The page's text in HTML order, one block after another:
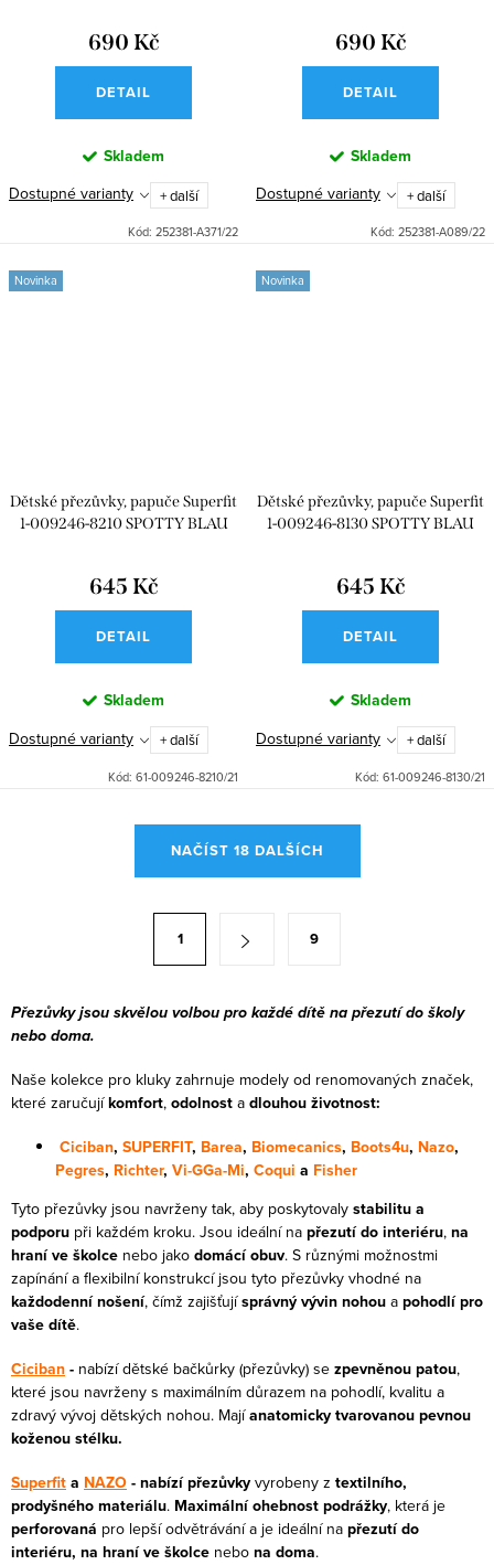
690 Kč
DETAIL
Skladem
Dostupné varianty + další
Kód: 252381-A371/22
690 Kč
DETAIL
Skladem
Dostupné varianty + další
Kód: 252381-A089/22
Novinka
Dětské přezůvky, papuče Superfit
1-009246-8210 SPOTTY BLAU
645 Kč
DETAIL
Skladem
Dostupné varianty + další
Kód: 61-009246-8210/21
Novinka
Dětské přezůvky, papuče Superfit
1-009246-8130 SPOTTY BLAU
645 Kč
DETAIL
Skladem
Dostupné varianty + další
Kód: 61-009246-8130/21
c
í
p
r
v
ý
p
i
s
NAČÍST 18 DALŠÍCH
á
n
k
o
í
1 9
Přezůvky jsou skvělou volbou pro každé dítě na přezutí do školy
nebo doma.
Naše kolekce pro kluky zahrnuje modely od renomovaných značek,
které zaručujíkomfort, odolnost a dlouhou životnost:
Ciciban, SUPERFIT, Barea, Biomecanics, Boots4u, Nazo,
Pegres, Richter, Vi-GGa-Mi, Coqui a Fisher
Tyto přezůvky jsou navrženy tak, aby poskytovaly stabilitu a
podporu při každém kroku. Jsou ideální na přezutí do interiéru, na
hraní ve školce nebo jako domácí obuv. S různými možnostmi
zapínání a flexibilní konstrukcí jsou tyto přezůvky vhodné na
každodenní nošení, čímž zajišťujísprávný vývin nohou a pohodlí pro
vaše dítě.
Ciciban- nabízí dětské bačkůrky (přezůvky) se zpevněnou patou,
které jsou navrženy s maximálním důrazem na pohodlí, kvalitu a
zdravý vývoj dětských nohou. Majíanatomicky tvarovanou pevnou
koženou stélku.
Superfita NAZO- nabízí přezůvky vyrobeny z textilního,
prodyšného materiálu. Maximální ohebnost podrážky, která je
perforovaná pro lepší odvětrávání a je ideální na přezutí do
interiéru, na hraní ve školce nebo na doma.